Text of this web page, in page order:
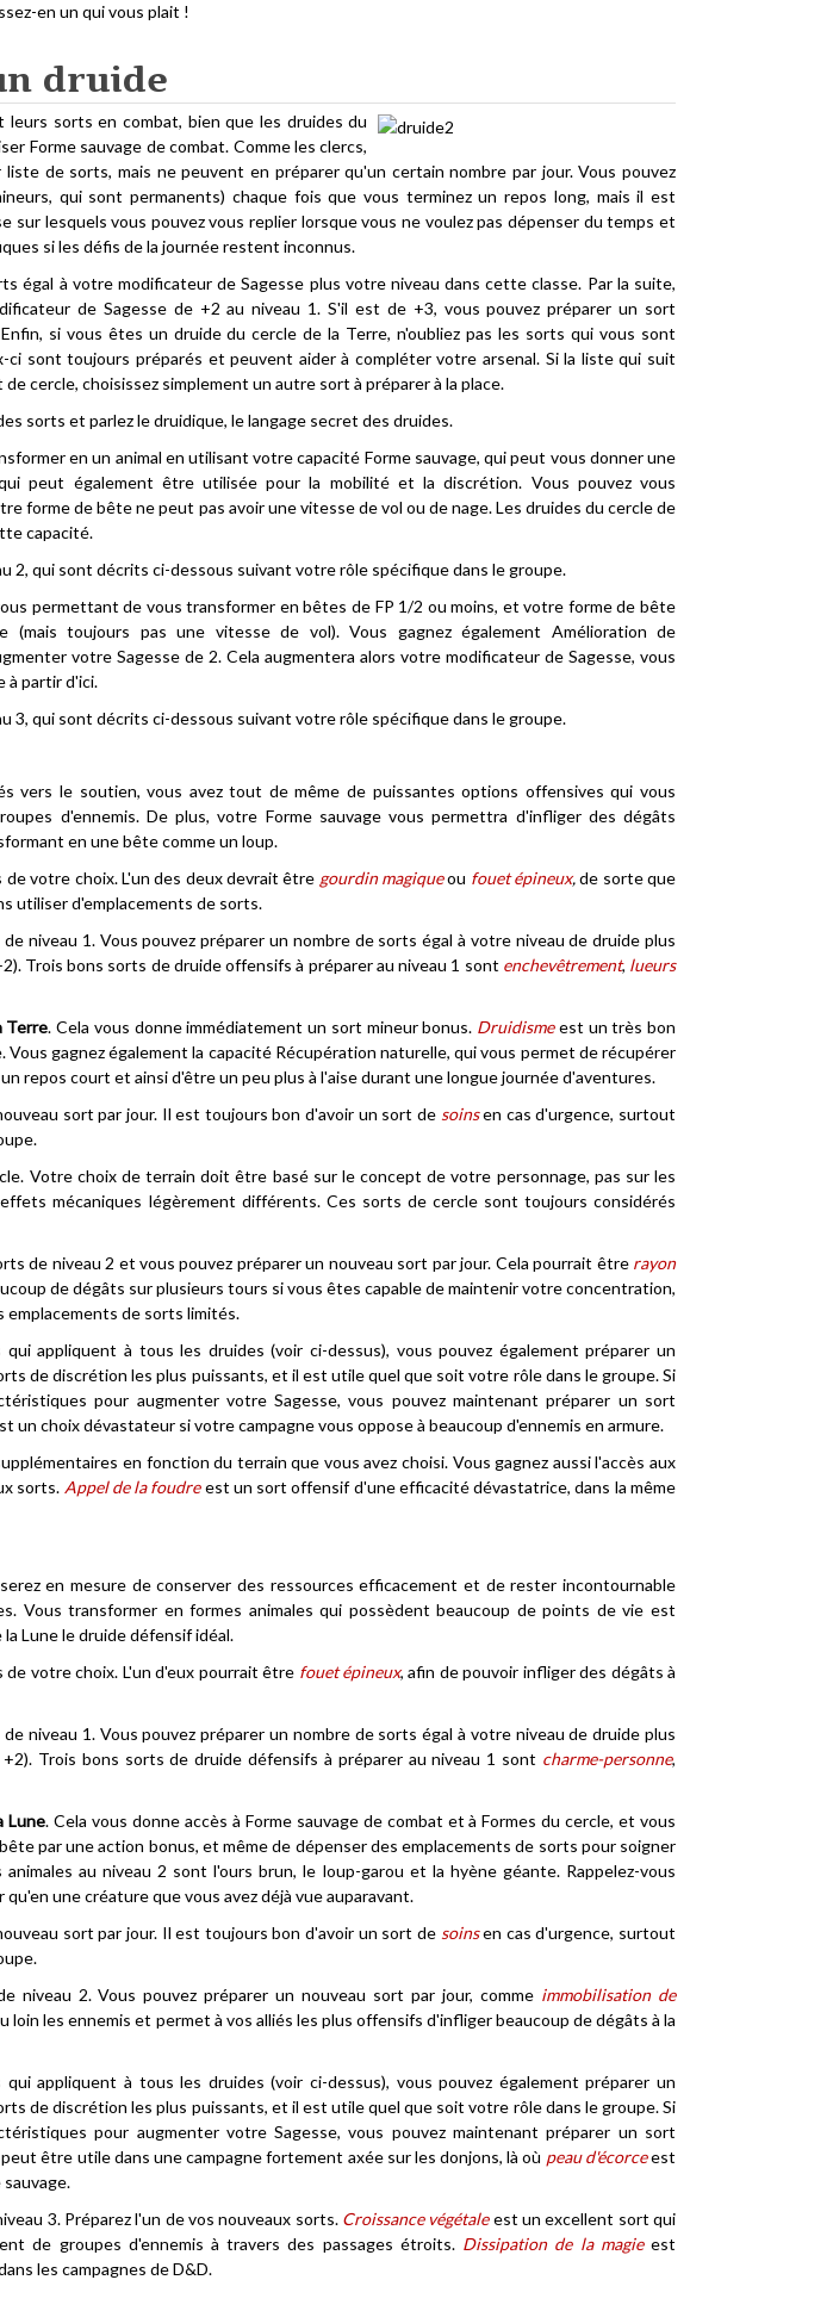
en un qui vous plait !
druide
sorts en combat, bien que les druides du
Forme sauvage de combat. Comme les clercs,
de sorts, mais ne peuvent en préparer qu'un certain nombre par jour. Vous pouvez
qui sont permanents) chaque fois que vous terminez un repos long, mais il est
lesquels vous pouvez vous replier lorsque vous ne voulez pas dépenser du temps et
si les défis de la journée restent inconnus.
égal à votre modificateur de Sagesse plus votre niveau dans cette classe. Par la suite,
de Sagesse de +2 au niveau 1. S'il est de +3, vous pouvez préparer un sort
si vous êtes un druide du cercle de la Terre, n'oubliez pas les sorts qui vous sont
ci sont toujours préparés et peuvent aider à compléter votre arsenal. Si la liste qui suit
cercle, choisissez simplement un autre sort à préparer à la place.
sorts et parlez le druidique, le langage secret des druides.
en un animal en utilisant votre capacité Forme sauvage, qui peut vous donner une
peut également être utilisée pour la mobilité et la discrétion. Vous pouvez vous
forme de bête ne peut pas avoir une vitesse de vol ou de nage. Les druides du cercle de
capacité.
2, qui sont décrits ci-dessous suivant votre rôle spécifique dans le groupe.
permettant de vous transformer en bêtes de FP 1/2 ou moins, et votre forme de bête
toujours pas une vitesse de vol). Vous gagnez également Amélioration de
votre Sagesse de 2. Cela augmentera alors votre modificateur de Sagesse, vous
à partir d'ici.
3, qui sont décrits ci-dessous suivant votre rôle spécifique dans le groupe.
vers le soutien, vous avez tout de même de puissantes options offensives qui vous
d'ennemis. De plus, votre Forme sauvage vous permettra d'infliger des dégâts
en une bête comme un loup.
votre choix. L'un des deux devrait être gourdin magiqueou fouet épineux,de sorte que
utiliser d'emplacements de sorts.
niveau 1. Vous pouvez préparer un nombre de sorts égal à votre niveau de druide plus
Trois bons sorts de druide offensifs à préparer au niveau 1 sont enchevêtrement, lueurs
Terre. Cela vous donne immédiatement un sort mineur bonus. Druidisme est un très bon
Vous gagnez également la capacité Récupération naturelle, qui vous permet de récupérer
repos court et ainsi d'être un peu plus à l'aise durant une longue journée d'aventures.
sort par jour. Il est toujours bon d'avoir un sort de soinsen cas d'urgence, surtout
Votre choix de terrain doit être basé sur le concept de votre personnage, pas sur les
mécaniques légèrement différents. Ces sorts de cercle sont toujours considérés
de niveau 2 et vous pouvez préparer un nouveau sort par jour. Cela pourrait être rayon
de dégâts sur plusieurs tours si vous êtes capable de maintenir votre concentration,
de sorts limités.
appliquent à tous les druides (voir ci-dessus), vous pouvez également préparer un
de discrétion les plus puissants, et il est utile quel que soit votre rôle dans le groupe. Si
pour augmenter votre Sagesse, vous pouvez maintenant préparer un sort
un choix dévastateur si votre campagne vous oppose à beaucoup d'ennemis en armure.
en fonction du terrain que vous avez choisi. Vous gagnez aussi l'accès aux
sorts. Appel de la foudreest un sort offensif d'une efficacité dévastatrice, dans la même
en mesure de conserver des ressources efficacement et de rester incontournable
Vous transformer en formes animales qui possèdent beaucoup de points de vie est
Lune le druide défensif idéal.
de votre choix. L'un d'eux pourrait être fouet épineux, afin de pouvoir infliger des dégâts à
niveau 1. Vous pouvez préparer un nombre de sorts égal à votre niveau de druide plus
Trois bons sorts de druide défensifs à préparer au niveau 1 sont charme-personne,
Lune. Cela vous donne accès à Forme sauvage de combat et à Formes du cercle, et vous
par une action bonus, et même de dépenser des emplacements de sorts pour soigner
au niveau 2 sont l'ours brun, le loup-garou et la hyène géante. Rappelez-vous
une créature que vous avez déjà vue auparavant.
sort par jour. Il est toujours bon d'avoir un sort de soinsen cas d'urgence, surtout
niveau 2. Vous pouvez préparer un nouveau sort par jour, comme immobilisation de
loin les ennemis et permet à vos alliés les plus offensifs d'infliger beaucoup de dégâts à la
appliquent à tous les druides (voir ci-dessus), vous pouvez également préparer un
de discrétion les plus puissants, et il est utile quel que soit votre rôle dans le groupe. Si
pour augmenter votre Sagesse, vous pouvez maintenant préparer un sort
être utile dans une campagne fortement axée sur les donjons, là où peau d'écorceest
3. Préparez l'un de vos nouveaux sorts. Croissance végétaleest un excellent sort qui
de groupes d'ennemis à travers des passages étroits. Dissipation de la magieest
les campagnes de D&D.